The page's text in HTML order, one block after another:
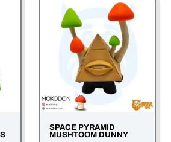
SPACE PYRAMID
MUSHTOOM DUNNY